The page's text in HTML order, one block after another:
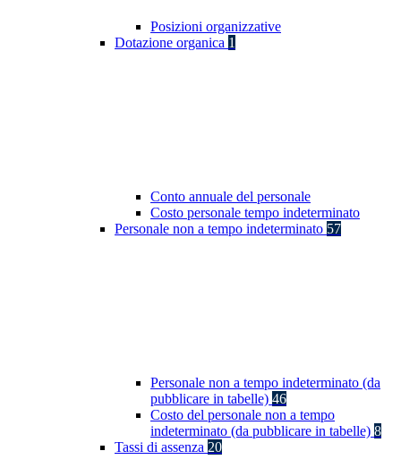
Posizioni organizzative
Dotazione organica 1
Conto annuale del personale
Costo personale tempo indeterminato
Personale non a tempo indeterminato 57
Personale non a tempo indeterminato (da
pubblicare in tabelle) 46
Costo del personale non a tempo
indeterminato (da pubblicare in tabelle) 8
Tassi di assenza 20